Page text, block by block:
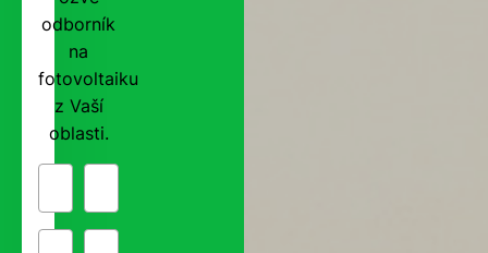
odborník
na
fotovoltaiku
z Vaší
oblasti.